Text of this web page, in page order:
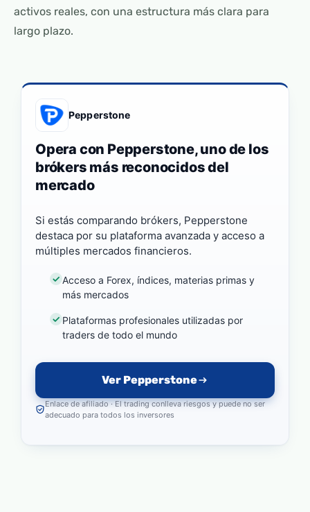
activos reales, con una estructura más clara para
largo plazo.
Pepperstone
Opera con Pepperstone, uno de los
brókers más reconocidos del
mercado
Si estás comparando brókers, Pepperstone
destaca por su plataforma avanzada y acceso a
múltiples mercados financieros.
Acceso a Forex, índices, materias primas y
más mercados
Plataformas profesionales utilizadas por
traders de todo el mundo
Ver Pepperstone
Enlace de afiliado · El trading conlleva riesgos y puede no ser
adecuado para todos los inversores